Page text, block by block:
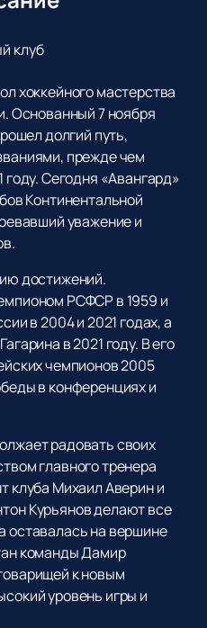
клуб
хоккейного мастерства
Основанный 7 ноября
долгий путь,
прежде чем
году. Сегодня «Авангард»
Континентальной
уважение и
достижений.
РСФСР в 1959 и
в 2004 и 2021 годах, а
в 2021 году. В его
чемпионов 2005
в конференциях и
радовать своих
главного тренера
клуба Михаил Аверин и
Курьянов делают все
оставалась на вершине
команды Дамир
к новым
уровень игры и